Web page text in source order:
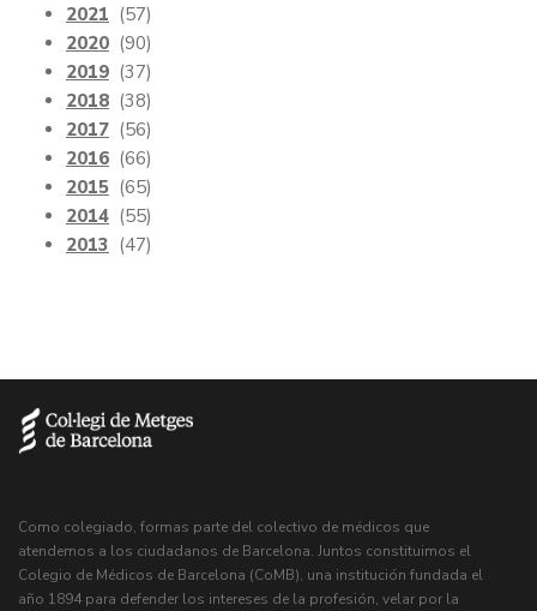
2021 (57)
2020 (90)
2019 (37)
2018 (38)
2017 (56)
2016 (66)
2015 (65)
2014 (55)
2013 (47)
Como colegiado, formas parte del colectivo de médicos que
atendemos a los ciudadanos de Barcelona. Juntos constituimos el
Colegio de Médicos de Barcelona (CoMB), una institución fundada el
año 1894 para defender los intereses de la profesión, velar por la